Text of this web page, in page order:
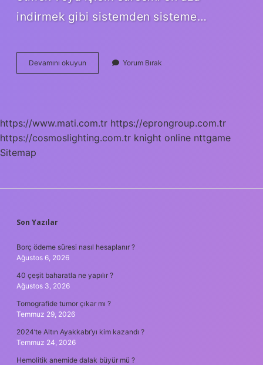
indirmek gibi sistemden sisteme…
Devamını okuyun Optimize
Etmek
Yorum Bırak
https://www.mati.com.tr https://eprongroup.com.tr
https://cosmoslighting.com.tr knight online nttgame
Sitemap
SIDEBAR
Son Yazılar
Borç ödeme süresi nasıl hesaplanır ?
Ağustos 6, 2026
40 çeşit baharatla ne yapılır ?
Ağustos 3, 2026
Tomografide tumor çıkar mı ?
Temmuz 29, 2026
2024’te Altın Ayakkabı’yı kim kazandı ?
Temmuz 24, 2026
Hemolitik anemide dalak büyür mü ?